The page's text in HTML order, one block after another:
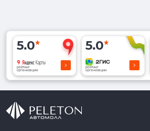
5.0
рейтинг
организации
5.0
рейтинг
организации